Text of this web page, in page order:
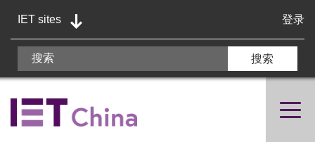
IET sites 登录